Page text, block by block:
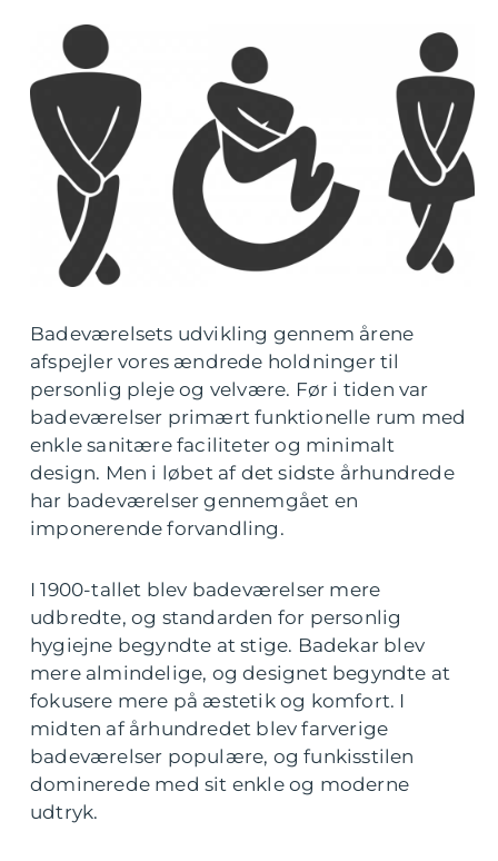
Badeværelsets udvikling gennem årene
afspejler vores ændrede holdninger til
personlig pleje og velvære. Før i tiden var
badeværelser primært funktionelle rum med
enkle sanitære faciliteter og minimalt
design. Men i løbet af det sidste århundrede
har badeværelser gennemgået en
imponerende forvandling.
I 1900-tallet blev badeværelser mere
udbredte, og standarden for personlig
hygiejne begyndte at stige. Badekar blev
mere almindelige, og designet begyndte at
fokusere mere på æstetik og komfort. I
midten af århundredet blev farverige
badeværelser populære, og funkisstilen
dominerede med sit enkle og moderne
udtryk.